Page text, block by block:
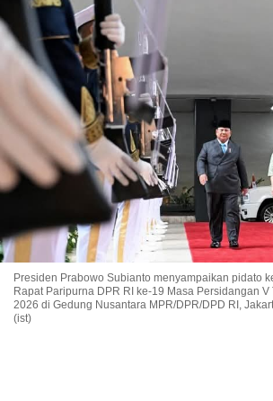
Presiden Prabowo Subianto menyampaikan pidato
Rapat Paripurna DPR RI ke-19 Masa Persidangan
2026 di Gedung Nusantara MPR/DPR/DPD RI,
(ist)